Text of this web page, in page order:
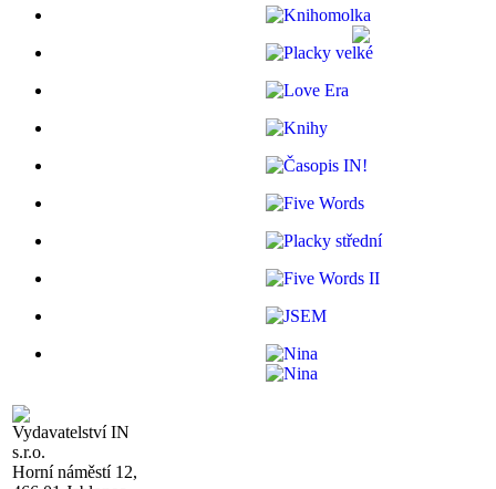
Vydavatelství IN
s.r.o.
Horní náměstí 12,